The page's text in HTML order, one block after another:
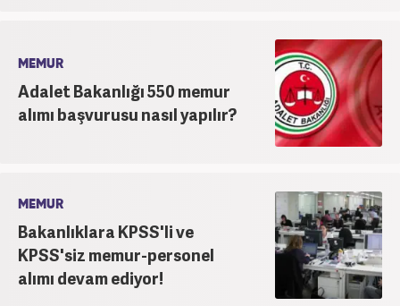
MEMUR
Adalet Bakanlığı 550 memur
alımı başvurusu nasıl yapılır?
MEMUR
Bakanlıklara KPSS'li ve
KPSS'siz memur-personel
alımı devam ediyor!